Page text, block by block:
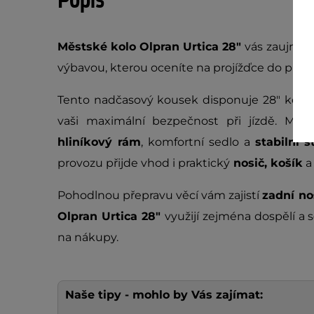
Městské kolo Olpran Urtica 28"vás zaujme
výbavou, kterou oceníte na projížďce do
Tento nadčasový kousek disponuje 28" koly,
vaši maximální bezpečnost při jízdě.
hliníkový rám, komfortní sedlo a stabilní
provozu přijde vhod i praktický nosič, košík a
Pohodlnou přepravu věcí vám zajistízadní
Olpran Urtica 28" využijí zejména dospělí a
na nákupy.
Naše tipy - mohlo by Vás zajímat: